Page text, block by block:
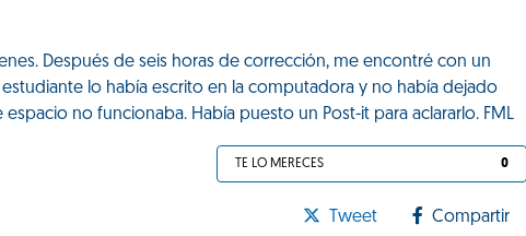
Después de seis horas de corrección, me encontré con un
lo había escrito en la computadora y no había dejado
no funcionaba. Había puesto un Post-it para aclararlo. FML
TE LO MERECES 0
Tweet Compartir